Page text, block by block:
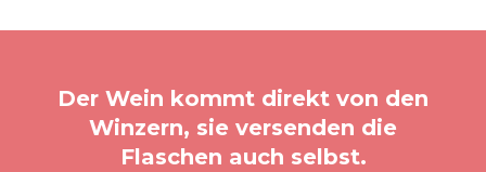
Der Wein kommt direkt von den
Winzern, sie versenden die
Flaschen auch selbst.